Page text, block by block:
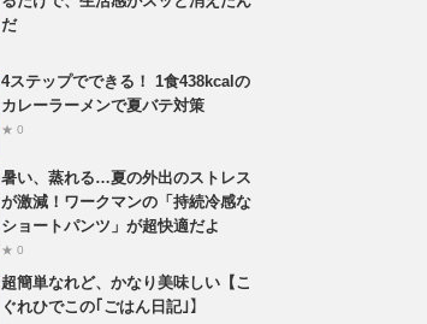
だ
4ステップでできる！ 1食438kcalの
カレーラーメンで夏バテ対策
★ 0
暑い、蒸れる…夏の外出のストレス
が激減！ワークマンの「持続冷感な
ショートパンツ」が超快適だよ
★ 0
超簡単なれど、かなり美味しい【こ
ぐれひでこの｢ごはん日記｣】